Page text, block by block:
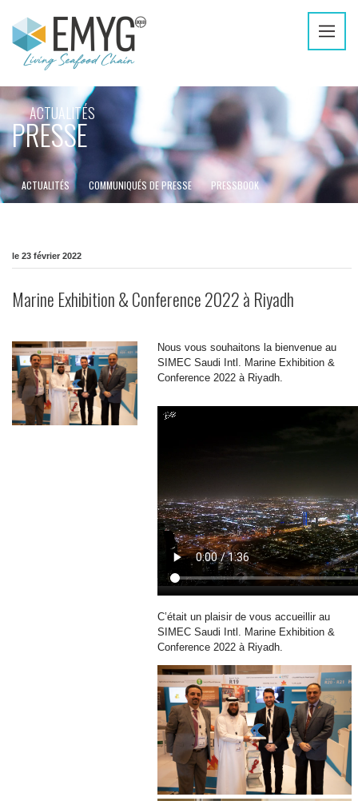
ACTUALITÉS
PRESSE
ACTUALITÉS COMMUNIQUÉS DE PRESSE PRESSBOOK
le 23 février 2022
Marine Exhibition & Conference 2022 à Riyadh
Nous vous souhaitons la bienvenue au
SIMEC Saudi Intl. Marine Exhibition &
Conference 2022 à Riyadh.
C’était un plaisir de vous accueillir au
SIMEC Saudi Intl. Marine Exhibition &
Conference 2022 à Riyadh.